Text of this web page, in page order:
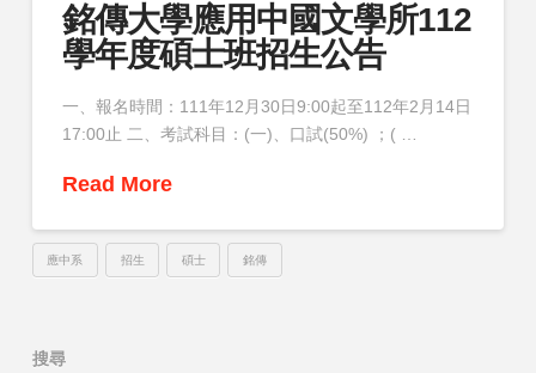
銘傳大學應用中國文學所112
學年度碩士班招生公告
一、報名時間：111年12月30日9:00起至112年2月14日
17:00止 二、考試科目：(一)、口試(50%) ；( …
Read More
應中系 招生 碩士 銘傳
搜尋